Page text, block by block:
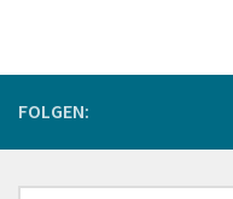
FOLGEN: